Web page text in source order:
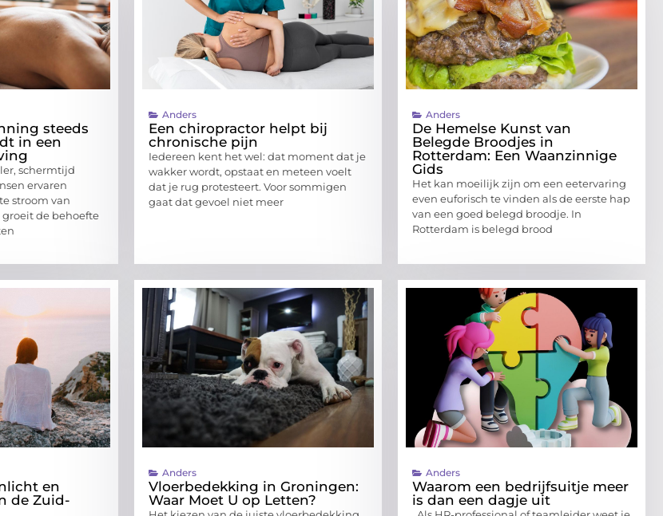
steeds
in een
schermtijd
ervaren
stroom van
de behoefte
Anders
Een chiropractor helpt bij
chronische pijn
Iedereen kent het wel: dat moment dat je
wakker wordt, opstaat en meteen voelt
dat je rug protesteert. Voor sommigen
gaat dat gevoel niet meer
Anders
De Hemelse Kunst van
Belegde Broodjes in
Rotterdam: Een Waanzinnige
Gids
Het kan moeilijk zijn om een eetervaring
even euforisch te vinden als de eerste hap
van een goed belegd broodje. In
Rotterdam is belegd brood
en
de Zuid-
Anders
Vloerbedekking in Groningen:
Waar Moet U op Letten?
Anders
Waarom een bedrijfsuitje meer
is dan een dagje uit